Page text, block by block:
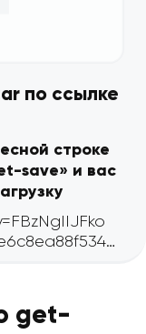
по ссылке
строке
save» и вас
get-